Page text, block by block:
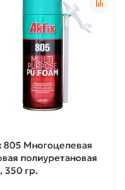
805 Многоцелевая
полиуретановая
350 гр.